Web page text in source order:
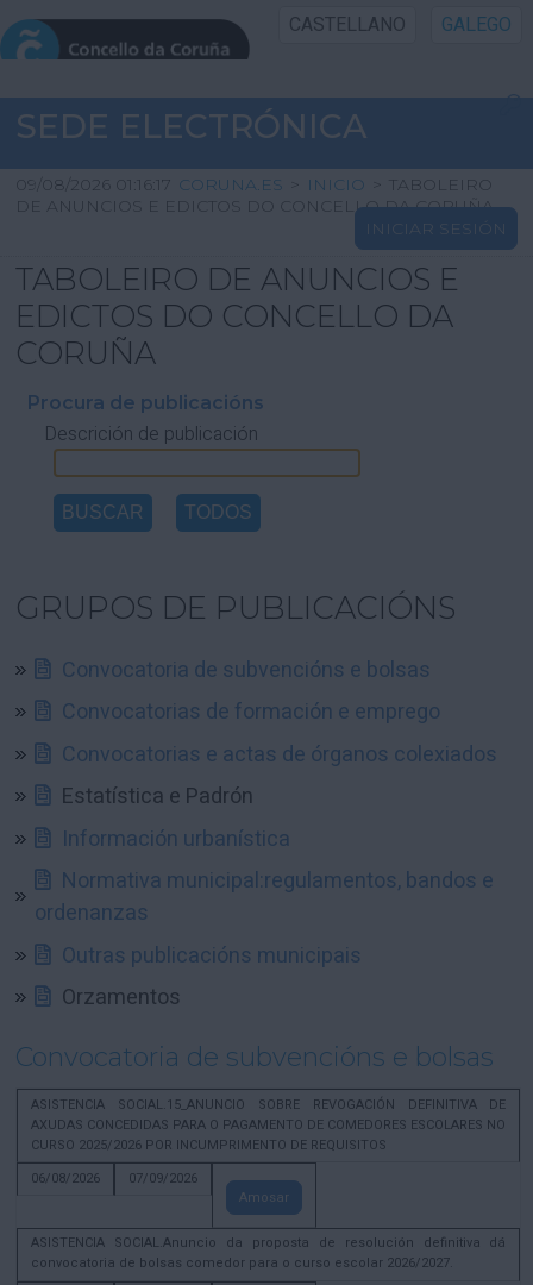
CASTELLANO GALEGO
INICIO SEDE
INICIO
INFORMACIÓN PÚBLICA
CARTAFOL CIDADÁN
AXUDA
SEDE ELECTRÓNICA
09/08/2026 01:16:17 CORUNA.ES > INICIO > TABOLEIRO
DE ANUNCIOS E EDICTOS DO CONCELLO DA CORUÑA
INICIAR SESIÓN
TABOLEIRO DE ANUNCIOS E
EDICTOS DO CONCELLO DA
CORUÑA
Procura de publicacións
Descrición de publicación
GRUPOS DE PUBLICACIÓNS
Convocatoria de subvencións e bolsas
Convocatorias de formación e emprego
Convocatorias e actas de órganos colexiados
Estatística e Padrón
Información urbanística
Normativa municipal:regulamentos, bandos e
ordenanzas
Outras publicacións municipais
Orzamentos
Convocatoria de subvencións e bolsas
ASISTENCIA SOCIAL.15_ANUNCIO SOBRE REVOGACIÓN DEFINITIVA DE
AXUDAS CONCEDIDAS PARA O PAGAMENTO DE COMEDORES ESCOLARES NO
CURSO 2025/2026 POR INCUMPRIMENTO DE REQUISITOS
06/08/2026
07/09/2026
Amosar
ASISTENCIA SOCIAL.Anuncio da proposta de resolución definitiva dá
convocatoria de bolsas comedor para o curso escolar 2026/2027.